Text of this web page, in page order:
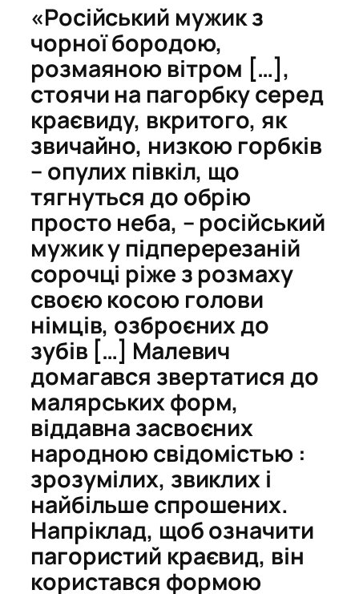
«Російський мужик з
чорної бородою,
розмаяною вітром […],
стоячи на пагорбку серед
краєвиду, вкритого, як
звичайно, низкою горбків
– опулих півкіл, що
тягнуться до обрію
просто неба, – російський
мужик у підперерезаній
сорочці ріже з розмаху
своєю косою голoви
німців, озброєних до
зубів […] Малевич
домагався звертатися до
малярських форм,
віддавна засвоєних
народною свідомістью :
зрозумілих, звиклих і
найбільше спрoшених.
Напріклад, щоб означити
пагористий краєвид, він
користався формою